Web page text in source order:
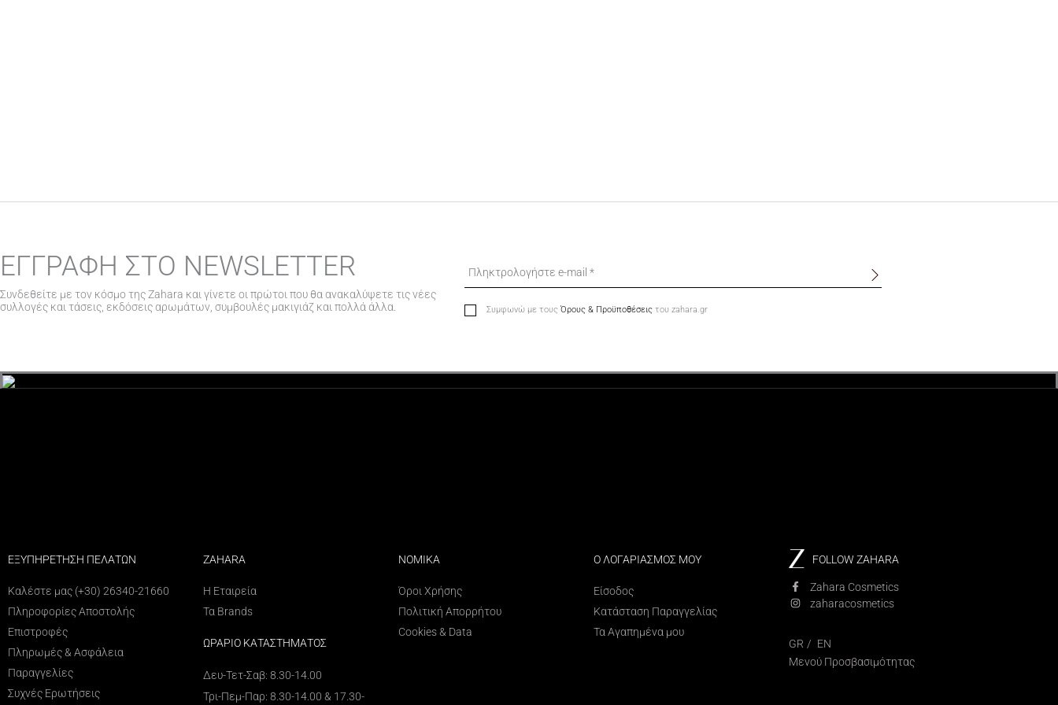
ΕΓΓΡΑΦΗ ΣΤΟ NEWSLETTER
Συνδεθείτε με τον κόσμο της Zahara και γίνετε οι πρώτοι που θα ανακαλύψετε τις νέες
συλλογές και τάσεις, εκδόσεις αρωμάτων, συμβουλές μακιγιάζ και πολλά άλλα.
Συμφωνώ με τουςΌρους & Προϋποθέσεις του zahara.gr
ΕΞΥΠΗΡΕΤΗΣΗ ΠΕΛΑΤΩΝ
Καλέστε μας (+30) 26340-21660
Πληροφορίες Αποστολής
Επιστροφές
Πληρωμές & Ασφάλεια
Παραγγελίες
Συχνές Ερωτήσεις
ZAHARA
Η Εταιρεία
Τα Brands
ΩΡΑΡΙΟ ΚΑΤΑΣΤΗΜΑΤΟΣ
Δευ-Τετ-Σαβ: 8.30-14.00
Τρι-Πεμ-Παρ: 8.30-14.00 & 17.30-
ΝΟΜΙΚΑ
Όροι Χρήσης
Πολιτική Απορρήτου
Cookies & Data
Ο ΛΟΓΑΡΙΑΣΜΟΣ ΜΟΥ
Είσοδος
Κατάσταση Παραγγελίας
Τα Αγαπημένα μου
FOLLOW ZAHARA
Zahara Cosmetics
zaharacosmetics
GR
EN
Μενού Προσβασιμότητας